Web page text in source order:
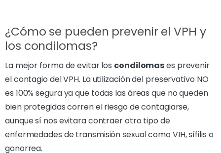
¿Cómo se pueden prevenir el VPH y
los condilomas?
La mejor forma de evitar los condilomases prevenir
el contagio del VPH. La utilización del preservativo NO
es 100% segura ya que todas las áreas que no queden
bien protegidas corren el riesgo de contagiarse,
aunque sí nos evitara contraer otro tipo de
enfermedades de transmisión sexual como VIH, sífilis o
gonorrea.